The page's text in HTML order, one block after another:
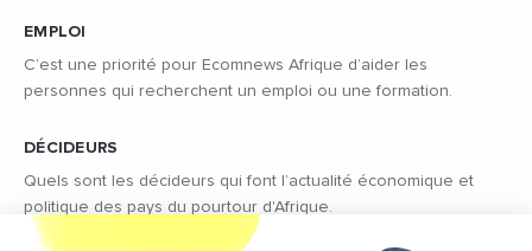
EMPLOI
C’est une priorité pour Ecomnews Afrique d’aider les
personnes qui recherchent un emploi ou une formation.
DÉCIDEURS
Quels sont les décideurs qui font l’actualité économique et
politique des pays du pourtour d'Afrique.